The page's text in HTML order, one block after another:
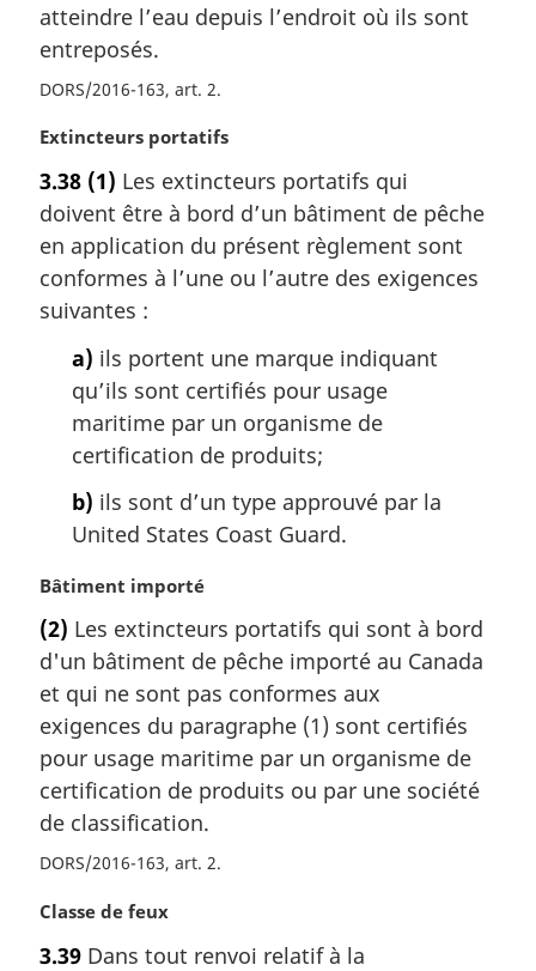
g
i
n
l
:
atteindre l’eau depuis l’endroit où ils sont
entreposés.
DORS/2016-163, art. 2
N
t
e
m
a
g
Extincteurs portatifs
3.38 (1) Les extincteurs portatifs qui
doivent être à bord d’un bâtiment de pêche
en application du présent règlement sont
conformes à l’une ou l’autre des exigences
suivantes :
a) ils portent une marque indiquant
qu’ils sont certifiés pour usage
maritime par un organisme de
certification de produits;
b) ils sont d’un type approuvé par la
United States Coast Guard.
N
t
e
m
a
g
i
n
l
e
Bâtiment importé
(2) Les extincteurs portatifs qui sont à bord
d'un bâtiment de pêche importé au Canada
et qui ne sont pas conformes aux
exigences du paragraphe (1) sont certifiés
pour usage maritime par un organisme de
certification de produits ou par une société
de classification.
DORS/2016-163, art. 2
N
t
Classe de feux
3.39 Dans tout renvoi relatif à la